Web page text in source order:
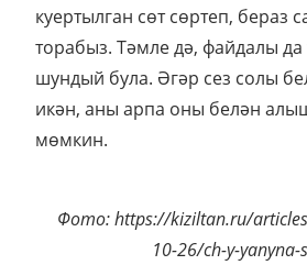
куертылган сөт сөртеп, бераз
торабыз. Тәмле дә, файдалы да
шундый була. Әгәр сез солы
икән, аны арпа оны белән
мөмкин.
Фото: https://kiziltan.ru/
10-26/ch-y-